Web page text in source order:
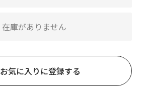
お気に入りに登録する
在庫がありません